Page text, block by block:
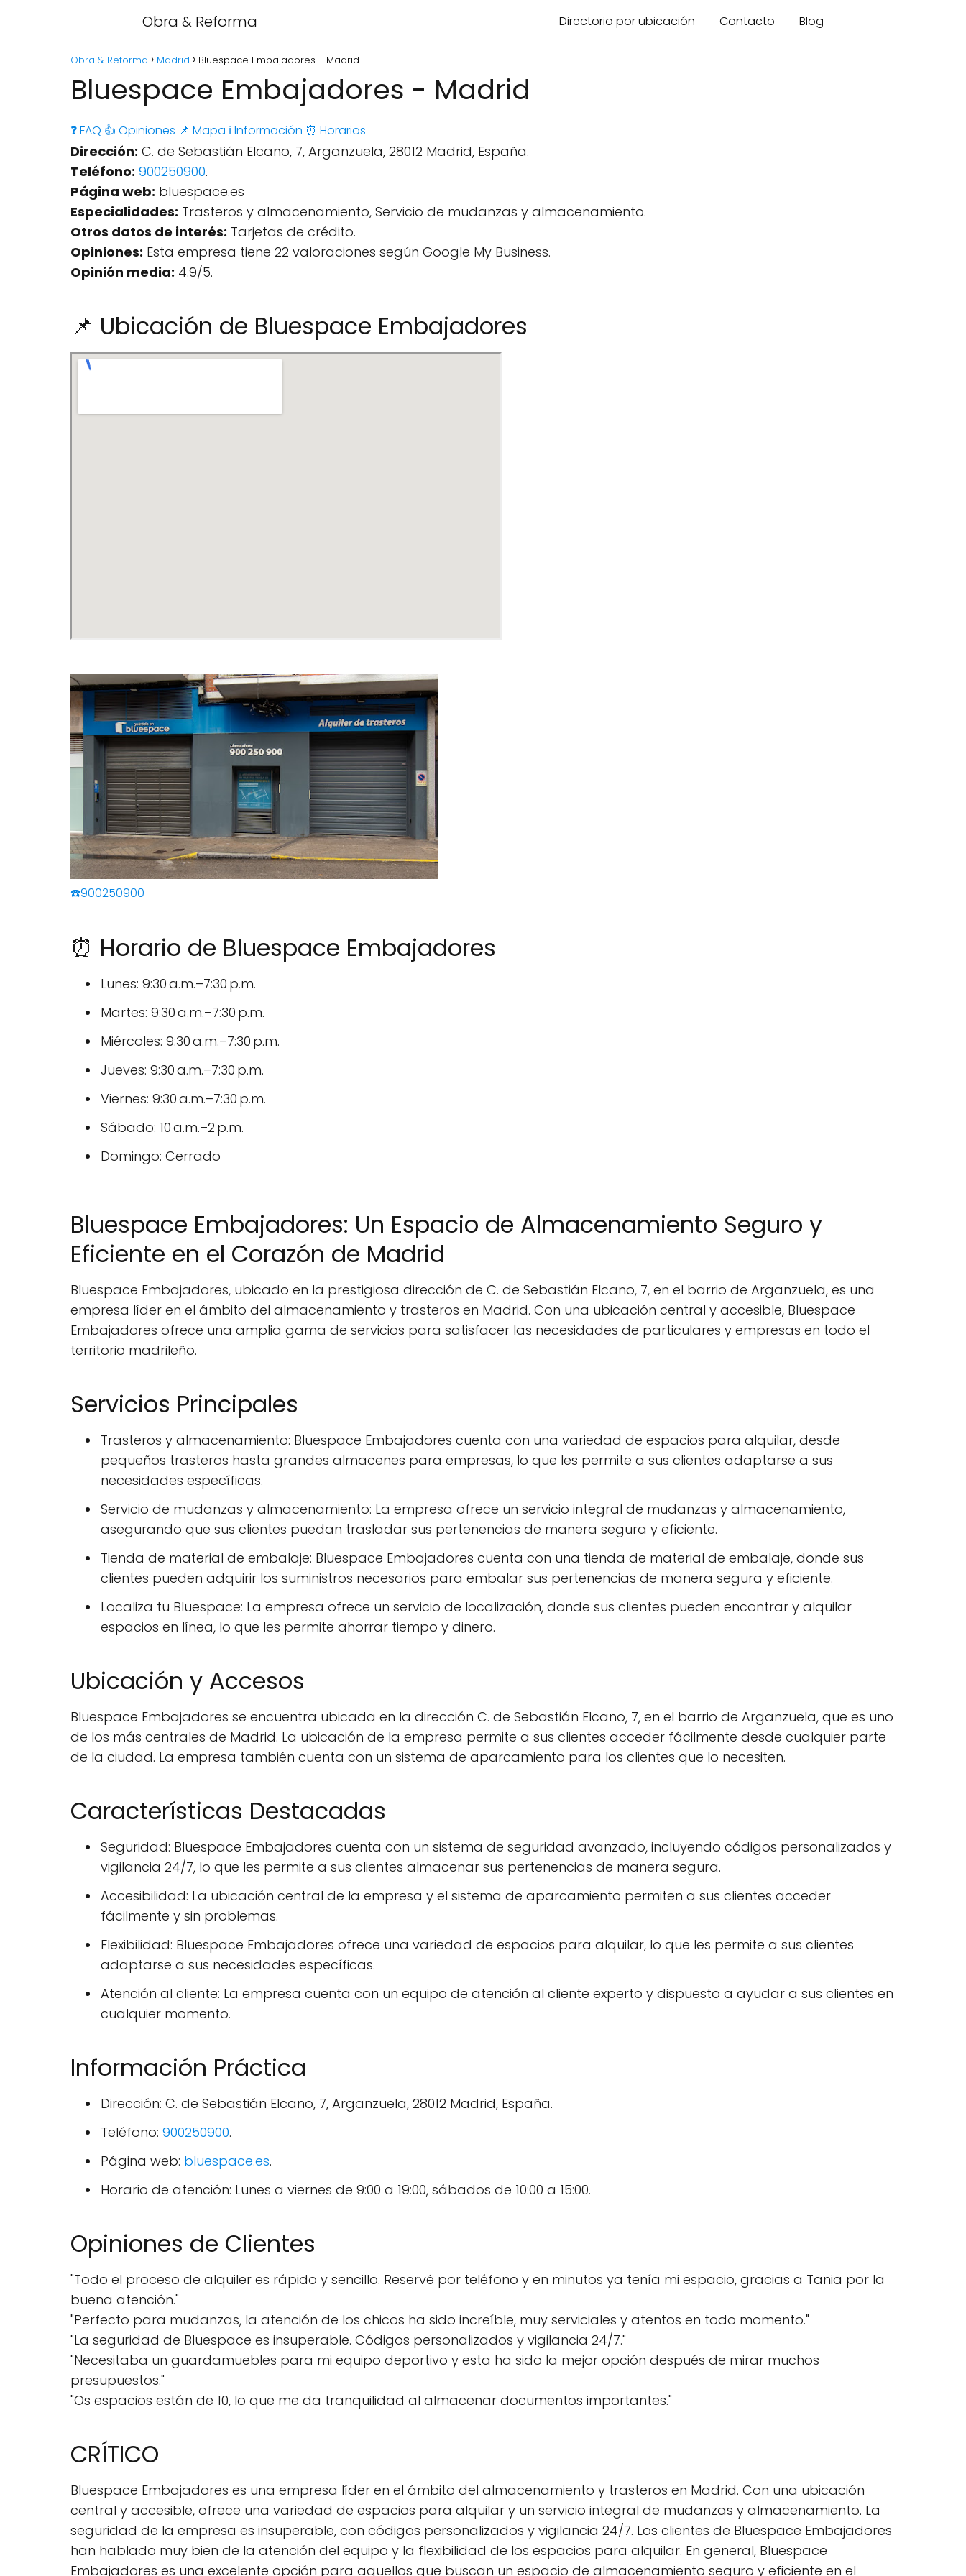
Obra & Reforma Directorio por ubicación Contacto Blog
Obra & Reforma Madrid Bluespace Embajadores - Madrid
Bluespace Embajadores - Madrid
❓ FAQ 👍 Opiniones 📌 Mapa ℹ️ Información ⏰ Horarios
Dirección: C. de Sebastián Elcano, 7, Arganzuela, 28012 Madrid, España.
Teléfono: 900250900.
Página web: bluespace.es
Especialidades: Trasteros y almacenamiento, Servicio de mudanzas y almacenamiento.
Otros datos de interés: Tarjetas de crédito.
Opiniones: Esta empresa tiene 22 valoraciones según Google My Business.
Opinión media: 4.9/5.
📌 Ubicación de Bluespace Embajadores
☎️900250900
⏰ Horario de Bluespace Embajadores
Lunes: 9:30 a.m.–7:30 p.m.
Martes: 9:30 a.m.–7:30 p.m.
Miércoles: 9:30 a.m.–7:30 p.m.
Jueves: 9:30 a.m.–7:30 p.m.
Viernes: 9:30 a.m.–7:30 p.m.
Sábado: 10 a.m.–2 p.m.
Domingo: Cerrado
Bluespace Embajadores: Un Espacio de Almacenamiento Seguro y
Eficiente en el Corazón de Madrid
Bluespace Embajadores, ubicado en la prestigiosa dirección de C. de Sebastián Elcano, 7, en el barrio de Arganzuela, es una
empresa líder en el ámbito del almacenamiento y trasteros en Madrid. Con una ubicación central y accesible, Bluespace
Embajadores ofrece una amplia gama de servicios para satisfacer las necesidades de particulares y empresas en todo el
territorio madrileño.
Servicios Principales
Trasteros y almacenamiento: Bluespace Embajadores cuenta con una variedad de espacios para alquilar, desde
pequeños trasteros hasta grandes almacenes para empresas, lo que les permite a sus clientes adaptarse a sus
necesidades específicas.
Servicio de mudanzas y almacenamiento: La empresa ofrece un servicio integral de mudanzas y almacenamiento,
asegurando que sus clientes puedan trasladar sus pertenencias de manera segura y eficiente.
Tienda de material de embalaje: Bluespace Embajadores cuenta con una tienda de material de embalaje, donde sus
clientes pueden adquirir los suministros necesarios para embalar sus pertenencias de manera segura y eficiente.
Localiza tu Bluespace: La empresa ofrece un servicio de localización, donde sus clientes pueden encontrar y alquilar
espacios en línea, lo que les permite ahorrar tiempo y dinero.
Ubicación y Accesos
Bluespace Embajadores se encuentra ubicada en la dirección C. de Sebastián Elcano, 7, en el barrio de Arganzuela, que es uno
de los más centrales de Madrid. La ubicación de la empresa permite a sus clientes acceder fácilmente desde cualquier parte
de la ciudad. La empresa también cuenta con un sistema de aparcamiento para los clientes que lo necesiten.
Características Destacadas
Seguridad: Bluespace Embajadores cuenta con un sistema de seguridad avanzado, incluyendo códigos personalizados y
vigilancia 24/7, lo que les permite a sus clientes almacenar sus pertenencias de manera segura.
Accesibilidad: La ubicación central de la empresa y el sistema de aparcamiento permiten a sus clientes acceder
fácilmente y sin problemas.
Flexibilidad: Bluespace Embajadores ofrece una variedad de espacios para alquilar, lo que les permite a sus clientes
adaptarse a sus necesidades específicas.
Atención al cliente: La empresa cuenta con un equipo de atención al cliente experto y dispuesto a ayudar a sus clientes en
cualquier momento.
Información Práctica
Dirección: C. de Sebastián Elcano, 7, Arganzuela, 28012 Madrid, España.
Teléfono: 900250900.
Página web: bluespace.es.
Horario de atención: Lunes a viernes de 9:00 a 19:00, sábados de 10:00 a 15:00.
Opiniones de Clientes
"Todo el proceso de alquiler es rápido y sencillo. Reservé por teléfono y en minutos ya tenía mi espacio, gracias a Tania por la
buena atención."
"Perfecto para mudanzas, la atención de los chicos ha sido increíble, muy serviciales y atentos en todo momento."
"La seguridad de Bluespace es insuperable. Códigos personalizados y vigilancia 24/7."
"Necesitaba un guardamuebles para mi equipo deportivo y esta ha sido la mejor opción después de mirar muchos
presupuestos."
"Os espacios están de 10, lo que me da tranquilidad al almacenar documentos importantes."
CRÍTICO
Bluespace Embajadores es una empresa líder en el ámbito del almacenamiento y trasteros en Madrid. Con una ubicación
central y accesible, ofrece una variedad de espacios para alquilar y un servicio integral de mudanzas y almacenamiento. La
seguridad de la empresa es insuperable, con códigos personalizados y vigilancia 24/7. Los clientes de Bluespace Embajadores
han hablado muy bien de la atención del equipo y la flexibilidad de los espacios para alquilar. En general, Bluespace
Embajadores es una excelente opción para aquellos que buscan un espacio de almacenamiento seguro y eficiente en el